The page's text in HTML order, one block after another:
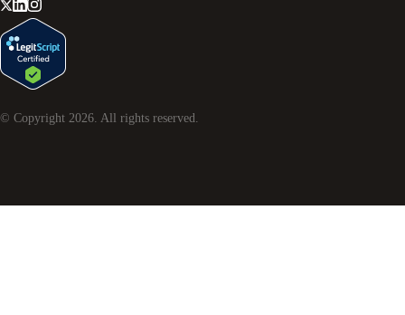
© Copyright 2026. All rights reserved.